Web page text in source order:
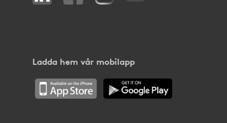
Ladda hem vår mobilapp